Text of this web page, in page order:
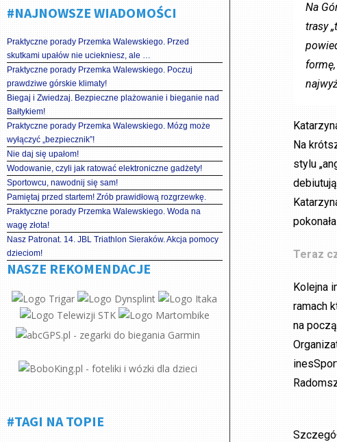
#NAJNOWSZE WIADOMOŚCI
Praktyczne porady Przemka Walewskiego. Przed
skutkami upałów nie uciekniesz, ale …
Praktyczne porady Przemka Walewskiego. Poczuj
prawdziwe górskie klimaty!
Biegaj i Zwiedzaj. Bezpieczne plażowanie i bieganie nad
Bałtykiem!
Praktyczne porady Przemka Walewskiego. Mózg może
wyłączyć „bezpiecznik”!
Nie daj się upałom!
Wodowanie, czyli jak ratować elektroniczne gadżety!
Sportowcu, nawodnij się sam!
Pamiętaj przed startem! Zrób prawidłową rozgrzewkę.
Praktyczne porady Przemka Walewskiego. Woda na
wagę złota!
Nasz Patronat. 14. JBL Triathlon Sieraków. Akcja pomocy
dzieciom!
NASZE REKOMENDACJE
#TAGI NA TOPIE
Na
trasy
Na
stylu
Teraz
Kolejna
ramach
na